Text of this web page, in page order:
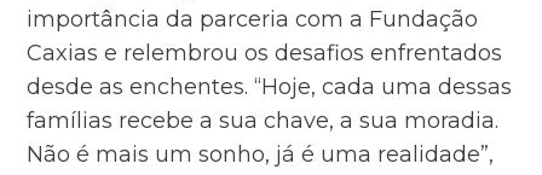
importância da parceria com a Fundação
Caxias e relembrou os desafios enfrentados
desde as enchentes. “Hoje, cada uma dessas
famílias recebe a sua chave, a sua moradia.
Não é mais um sonho, já é uma realidade”,